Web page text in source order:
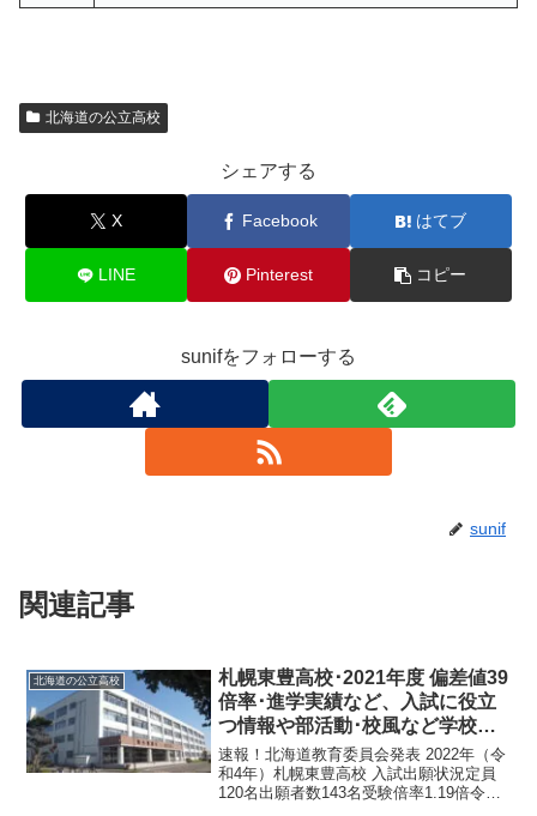
北海道の公立高校
シェアする
X Facebook はてブ
LINE Pinterest コピー
sunifをフォローする
sunif
関連記事
北海道の公立高校
札幌東豊高校･2021年度 偏差値39
倍率･進学実績など、入試に役立
つ情報や部活動･校風など学校の
特徴を調査しました。
速報！北海道教育委員会発表 2022年（令
和4年）札幌東豊高校 入試出願状況定員
120名出願者数143名受験倍率1.19倍令和4